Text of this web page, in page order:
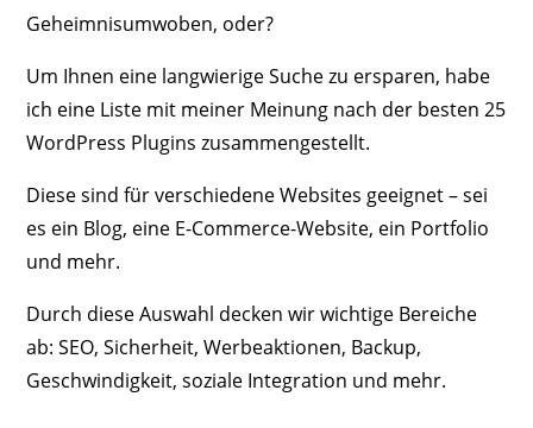
Geheimnisumwoben, oder?
Um Ihnen eine langwierige Suche zu ersparen, habe
ich eine Liste mit meiner Meinung nach der besten 25
WordPress Plugins zusammengestellt.
Diese sind für verschiedene Websites geeignet – sei
es ein Blog, eine E-Commerce-Website, ein Portfolio
und mehr.
Durch diese Auswahl decken wir wichtige Bereiche
ab: SEO, Sicherheit, Werbeaktionen, Backup,
Geschwindigkeit, soziale Integration und mehr.